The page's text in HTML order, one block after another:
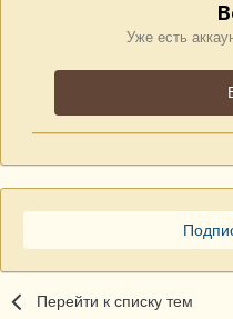
Уже есть
Перейти к списку тем